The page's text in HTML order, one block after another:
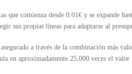
que comienza desde 0.01€ y se expande
sus propias líneas para adaptarse al
a través de la combinación más
en aproximadamente 25,000 veces el